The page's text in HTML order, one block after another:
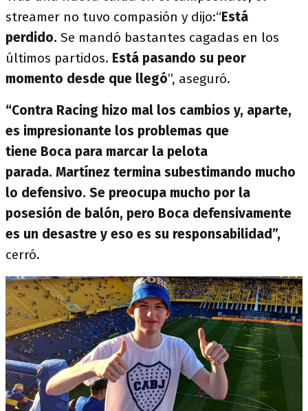
streamer no tuvo compasión y dijo:“Está
perdido. Se mandó bastantes cagadas en los
últimos partidos. Está pasando su peor
momento desde que llegó”, aseguró.
“Contra Racing hizo mal los cambios y, aparte,
es impresionante los problemas que
tiene Boca para marcar la pelota
parada. Martínez termina subestimando mucho
lo defensivo. Se preocupa mucho por la
posesión de balón, pero Boca defensivamente
es un desastre y eso es su responsabilidad”,
cerró.